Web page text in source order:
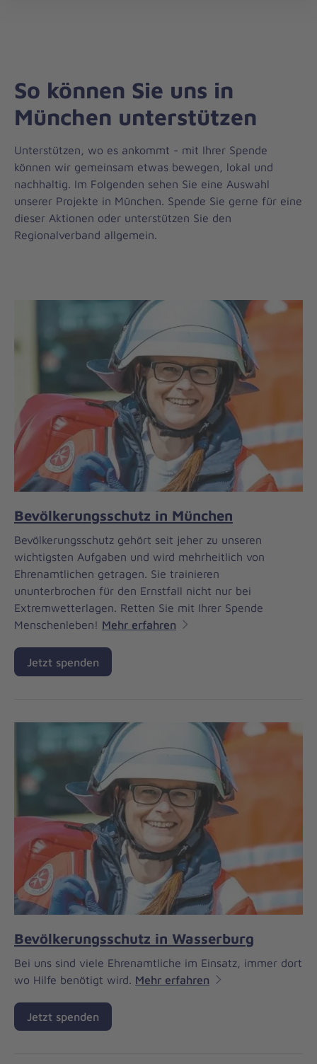
So können Sie uns in
München unterstützen
Unterstützen, wo es ankommt - mit Ihrer Spende
können wir gemeinsam etwas bewegen, lokal und
nachhaltig. Im Folgenden sehen Sie eine Auswahl
unserer Projekte in München. Spende Sie gerne für eine
dieser Aktionen oder unterstützen Sie den
Regionalverband allgemein.
Bevölkerungsschutz in München
Bevölkerungsschutz gehört seit jeher zu unseren
wichtigsten Aufgaben und wird mehrheitlich von
Ehrenamtlichen getragen. Sie trainieren
ununterbrochen für den Ernstfall nicht nur bei
Extremwetterlagen. Retten Sie mit Ihrer Spende
Menschenleben! Mehr erfahren
Jetzt spenden
Bevölkerungsschutz in Wasserburg
Bei uns sind viele Ehrenamtliche im Einsatz, immer dort
wo Hilfe benötigt wird. Mehr erfahren
Jetzt spenden